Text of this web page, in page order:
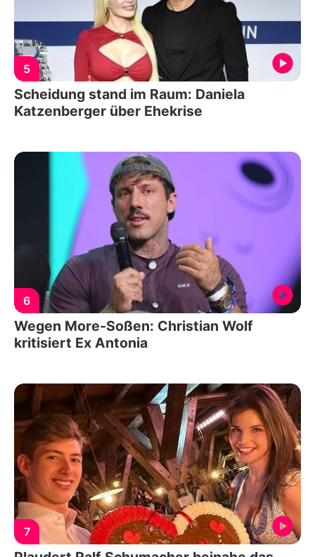
5
Scheidung stand im Raum: Daniela
Katzenberger über Ehekrise
6
Wegen More-Soßen: Christian Wolf
kritisiert Ex Antonia
7